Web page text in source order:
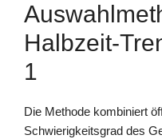
Halbzeit-
1
Die Methode kombiniert
Schwierigkeitsgrad des